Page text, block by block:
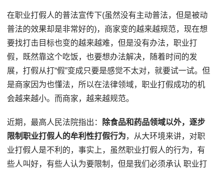
在职业打假人的普法宣传下(虽然没有主动普法，但是被动
普法的效果却是非常好的)，商家变的越来越规范，现在想
要找打击目标也变的越来越难，但是没有办法，职业打
假，既然靠这个吃饭，也要想办法解决，随着时间的发
展，打假从打“假”变成只要是感觉不太对，就要试一试。但
是商家因为也懂法，所以在法律领域，职业打假成功的机
会越来越小。而商家，越来越规范。
近期，最高人民法院指出：
除食品和药品领域以外，逐步
限制职业打假人的牟利性打假行为，从大环境来讲，对职
业打假人是不利的，事实上，虽然职业打假人的行为，有
些人叫好，有些人认为要限制，但是我们必须承认 职业打